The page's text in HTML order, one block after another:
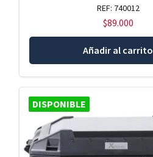
REF: 740012
$89.000
Añadir al carrito
DISPONIBLE